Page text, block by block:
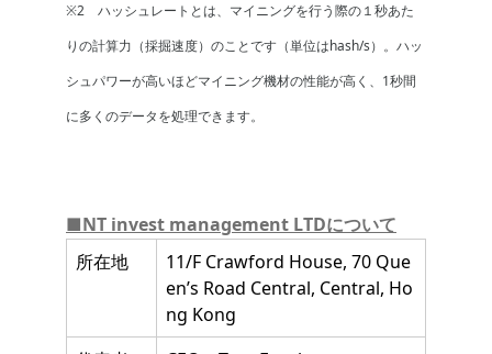
※2 ハッシュレートとは、マイニングを行う際の１秒あた
りの計算力（採掘速度）のことです（単位はhash/s）。ハッ
シュパワーが高いほどマイニング機材の性能が高く、1秒間
に多くのデータを処理できます。
■NT invest management LTDについて
所在地
11/F Crawford House, 70 Que
en’s Road Central, Central, Ho
ng Kong